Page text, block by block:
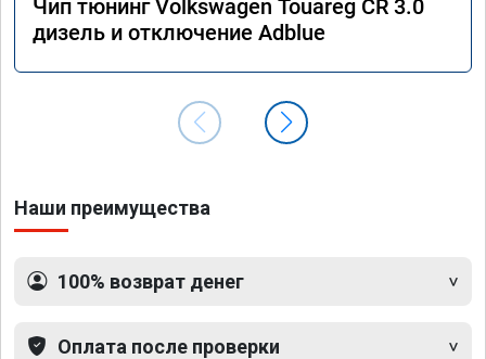
Чип тюнинг Volkswagen Touareg CR 3.0
дизель и отключение Adblue
Наши преимущества
100% возврат денег
Оплата после проверки